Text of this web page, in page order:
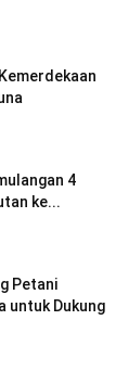
4
ke...
Petani
untuk Dukung